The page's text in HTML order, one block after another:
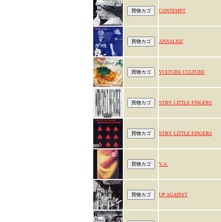
CONTEMPT
ANNALISE
VULTURE CULTURE
STIFF LITTLE FINGERS
STIFF LITTLE FINGERS
V.A.
UP AGAINST